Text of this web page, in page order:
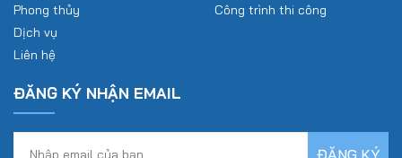
Phong thủy
Dịch vụ
Liên hệ
Công trình thi công
ĐĂNG KÝ NHẬN EMAIL